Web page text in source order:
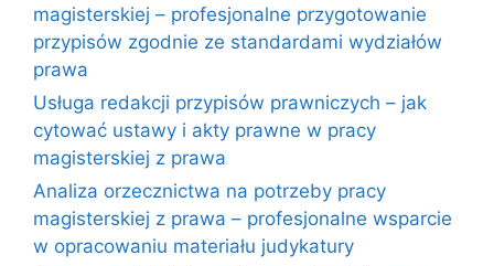
magisterskiej – profesjonalne przygotowanie
przypisów zgodnie ze standardami wydziałów
prawa
Usługa redakcji przypisów prawniczych – jak
cytować ustawy i akty prawne w pracy
magisterskiej z prawa
Analiza orzecznictwa na potrzeby pracy
magisterskiej z prawa – profesjonalne wsparcie
w opracowaniu materiału judykatury